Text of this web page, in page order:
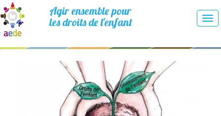
Agir ensemble pour
les droits de l'enfant